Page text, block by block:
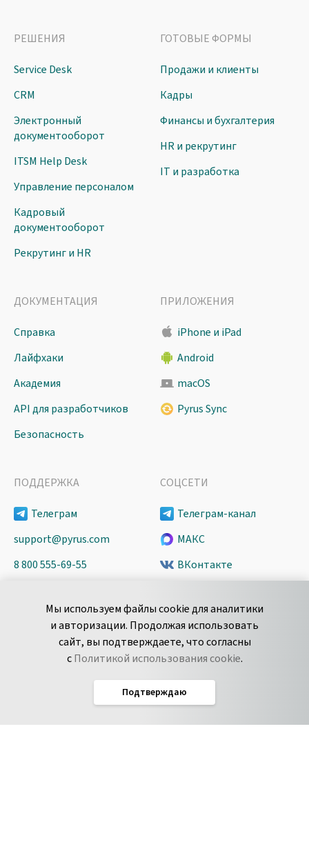
Мы используем файлы cookie для аналитики
и авторизации. Продолжая использовать
сайт, вы подтверждаете, что согласны
сПолитикой использования cookie.
Подтверждаю
РЕШЕНИЯ
Service Desk
CRM
Электронный
документооборот
ITSM Help Desk
Управление персоналом
Кадровый
документооборот
Рекрутинг и HR
ГОТОВЫЕ ФОРМЫ
Продажи и клиенты
Кадры
Финансы и бухгалтерия
HR и рекрутинг
IT и разработка
ДОКУМЕНТАЦИЯ
Справка
Лайфхаки
Академия
API для разработчиков
Безопасность
ПРИЛОЖЕНИЯ
iPhone и iPad
Android
macOS
Pyrus Sync
ПОДДЕРЖКА
Телеграм
support@pyrus.com
8 800 555-69-55
пн-пт с 9 до 18 часов (Мск)
Сообщить об
уязвимости
СОЦСЕТИ
Телеграм-канал
МАКС
ВКонтакте
Spark
Дзен
Соглашение об обработке данных